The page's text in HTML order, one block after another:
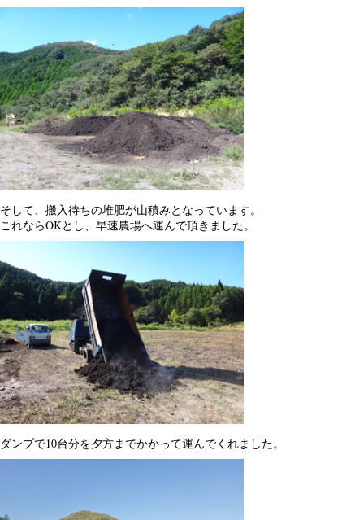
そして、搬入待ちの堆肥が山積みとなっています。
これならOKとし、早速農場へ運んで頂きました。
ダンプで10台分を夕方までかかって運んでくれました。